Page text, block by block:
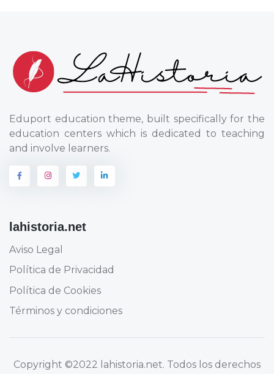
Eduport education theme, built specifically for the
education centers which is dedicated to teaching
and involve learners.
lahistoria.net
Aviso Legal
Política de Privacidad
Política de Cookies
Términos y condiciones
Copyright ©2022 lahistoria.net. Todos los derechos